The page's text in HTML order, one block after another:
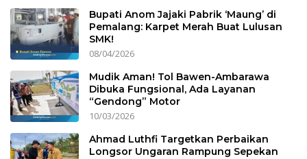
Bupati Anom Jajaki Pabrik ‘Maung’ di
Pemalang: Karpet Merah Buat Lulusan
SMK!
08/04/2026
Mudik Aman! Tol Bawen-Ambarawa
Dibuka Fungsional, Ada Layanan
“Gendong” Motor
10/03/2026
Ahmad Luthfi Targetkan Perbaikan
Longsor Ungaran Rampung Sepekan